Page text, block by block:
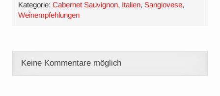
Kategorie:Cabernet Sauvignon, Italien,Sangiovese,
Weinempfehlungen
Keine Kommentare möglich